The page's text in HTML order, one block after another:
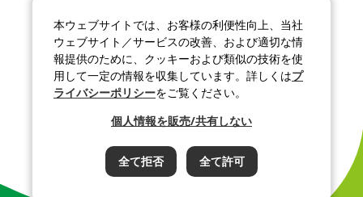
ディスクロージャーポリシー
ソーシャルメディアポリシー
サイトマップ
©J-OIL MILLS, INC. All rights reserved.
本ウェブサイトでは、お客様の利便性向上、当社
ウェブサイト／サービスの改善、および適切な情
報提供のために、クッキーおよび類似の技術を使
用して一定の情報を収集しています。詳しくはプ
ライバシーポリシーをご覧ください。
個人情報を販売/共有しない
全て拒否 全て許可